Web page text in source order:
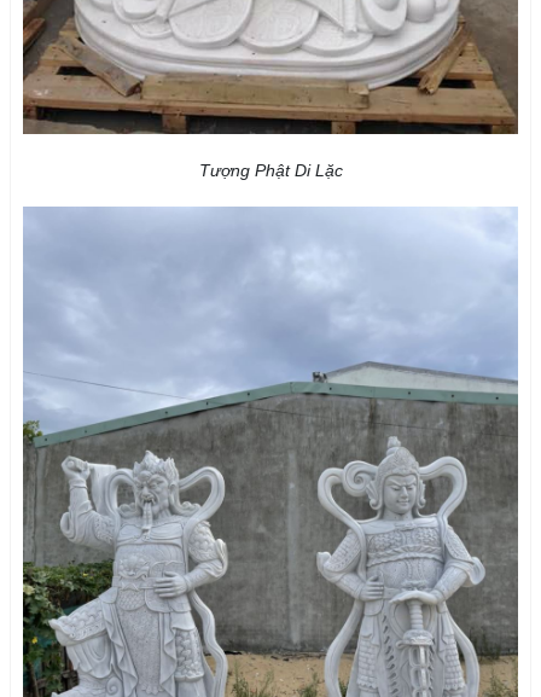
Tượng Phật Di Lặc